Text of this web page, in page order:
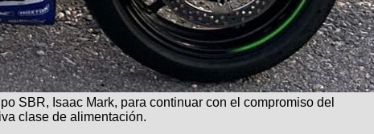
SBR, Isaac Mark, para continuar con el compromiso del
clase de alimentación.